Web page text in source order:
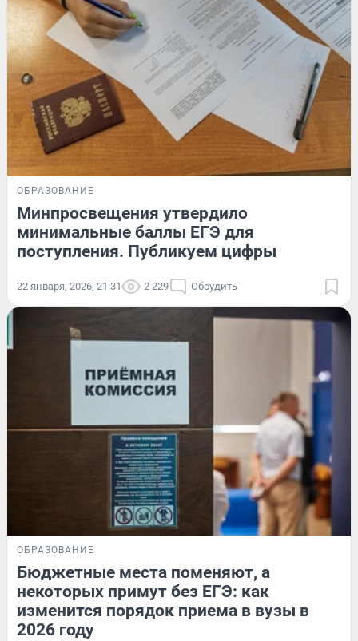
ОБРАЗОВАНИЕ
Минпросвещения утвердило
минимальные баллы ЕГЭ для
поступления. Публикуем цифры
22 января, 2026, 21:31 2 229 Обсудить
ОБРАЗОВАНИЕ
Бюджетные места поменяют, а
некоторых примут без ЕГЭ: как
изменится порядок приема в вузы в
2026 году